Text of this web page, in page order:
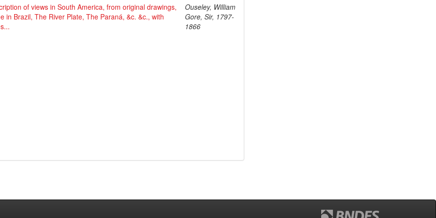
of views in South America, from original drawings,
in Brazil, The River Plate, The Paraná, &c. &c., with
Ouseley, William
Gore, Sir, 1797-
1866